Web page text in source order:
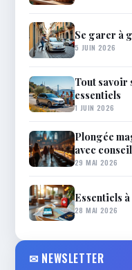
Se garer à
5 JUIN 2026
Tout savoir
essentiels
1 JUIN 2026
Plongée
avec
29 MAI 2026
Essentiels
28 MAI 2026
✉ NEWSLETTER